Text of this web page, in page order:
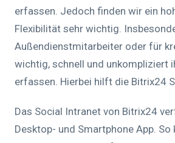
erfassen. Jedoch finden wir ein
Flexibilität sehr wichtig.
Außendienstmitarbeiter oder für
wichtig, schnell und unkompliziert
erfassen. Hierbei hilft die Bitrix24
Das Social Intranet von Bitrix24
Desktop- und Smartphone App. So